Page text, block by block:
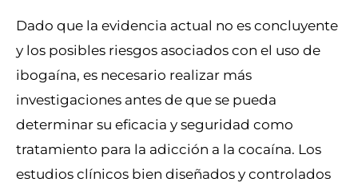
Dado que la evidencia actual no es concluyente
y los posibles riesgos asociados con el uso de
ibogaína, es necesario realizar más
investigaciones antes de que se pueda
determinar su eficacia y seguridad como
tratamiento para la adicción a la cocaína. Los
estudios clínicos bien diseñados y controlados